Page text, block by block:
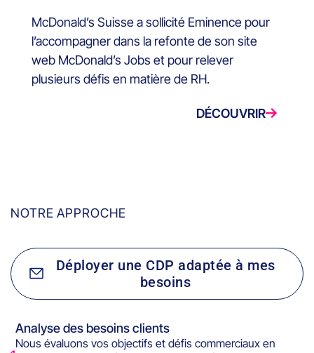
McDonald’s Suisse a sollicité Eminence pour
l’accompagner dans la refonte de son site
web McDonald’s Jobs et pour relever
plusieurs défis en matière de RH.
DÉCOUVRIR
NOTRE APPROCHE
Déployer une CDP adaptée à mes
besoins
Analyse des besoins clients
Nous évaluons vos objectifs et défis commerciaux en